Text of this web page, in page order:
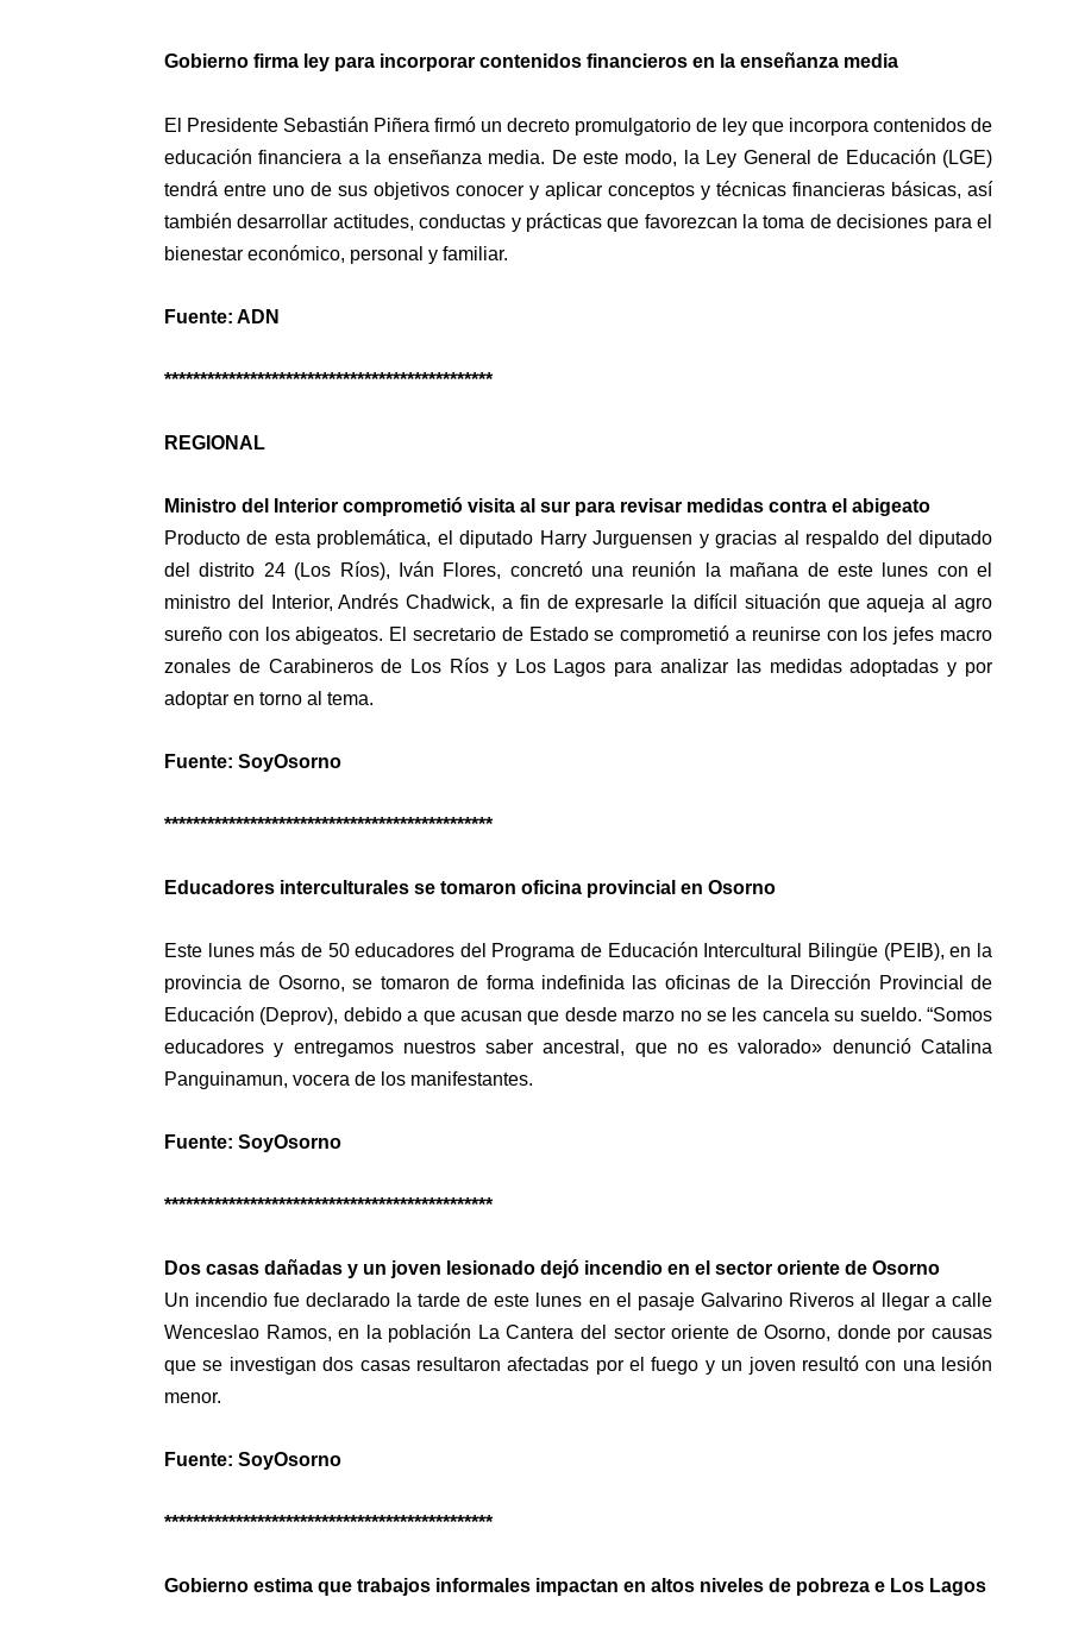
Gobierno firma ley para incorporar contenidos financieros en la enseñanza media
El Presidente Sebastián Piñera firmó un decreto promulgatorio de ley que incorpora contenidos de
educación financiera a la enseñanza media. De este modo, la Ley General de Educación (LGE)
tendrá entre uno de sus objetivos conocer y aplicar conceptos y técnicas financieras básicas, así
también desarrollar actitudes, conductas y prácticas que favorezcan la toma de decisiones para el
bienestar económico, personal y familiar.
Fuente: ADN
**********************************************
REGIONAL
Ministro del Interior comprometió visita al sur para revisar medidas contra el abigeato
Producto de esta problemática, el diputado Harry Jurguensen y gracias al respaldo del diputado
del distrito 24 (Los Ríos), Iván Flores, concretó una reunión la mañana de este lunes con el
ministro del Interior, Andrés Chadwick, a fin de expresarle la difícil situación que aqueja al agro
sureño con los abigeatos. El secretario de Estado se comprometió a reunirse con los jefes macro
zonales de Carabineros de Los Ríos y Los Lagos para analizar las medidas adoptadas y por
adoptar en torno al tema.
Fuente: SoyOsorno
**********************************************
Educadores interculturales se tomaron oficina provincial en Osorno
Este lunes más de 50 educadores del Programa de Educación Intercultural Bilingüe (PEIB), en la
provincia de Osorno, se tomaron de forma indefinida las oficinas de la Dirección Provincial de
Educación (Deprov), debido a que acusan que desde marzo no se les cancela su sueldo. “Somos
educadores y entregamos nuestros saber ancestral, que no es valorado» denunció Catalina
Panguinamun, vocera de los manifestantes.
Fuente: SoyOsorno
**********************************************
Dos casas dañadas y un joven lesionado dejó incendio en el sector oriente de Osorno
Un incendio fue declarado la tarde de este lunes en el pasaje Galvarino Riveros al llegar a calle
Wenceslao Ramos, en la población La Cantera del sector oriente de Osorno, donde por causas
que se investigan dos casas resultaron afectadas por el fuego y un joven resultó con una lesión
menor.
Fuente: SoyOsorno
**********************************************
Gobierno estima que trabajos informales impactan en altos niveles de pobreza e Los Lagos